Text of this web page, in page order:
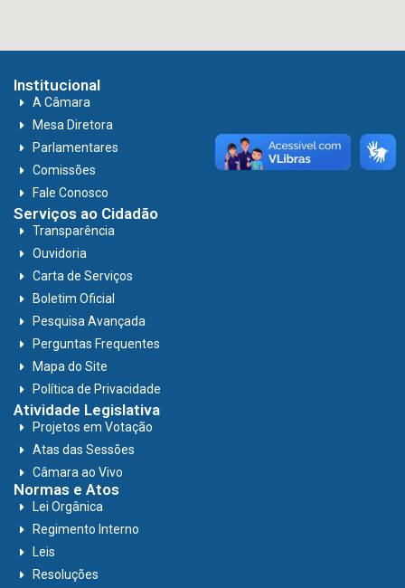
Institucional
A Câmara
Mesa Diretora
Parlamentares
Comissões
Fale Conosco
Serviços ao Cidadão
Transparência
Ouvidoria
Carta de Serviços
Boletim Oficial
Pesquisa Avançada
Perguntas Frequentes
Mapa do Site
Política de Privacidade
Atividade Legislativa
Projetos em Votação
Atas das Sessões
Câmara ao Vivo
Normas e Atos
Lei Orgânica
Regimento Interno
Leis
Resoluções